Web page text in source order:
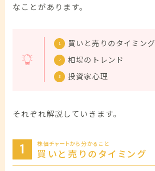
なことがあります。
買いと売りのタイミング
相場のトレンド
投資家心理
それぞれ解説していきます。
株価チャートから分かること
買いと売りのタイミング